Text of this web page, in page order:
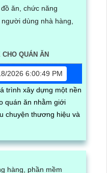
QUÁN ĂN
2026 6:00:49 PM
trình xây dựng một nền
quán ăn nhằm giới
chuyện thương hiệu và